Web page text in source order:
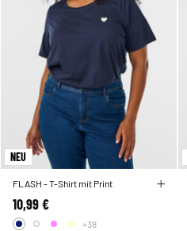
NEU
FLASH - T-Shirt mit Print
10,99 €
+38